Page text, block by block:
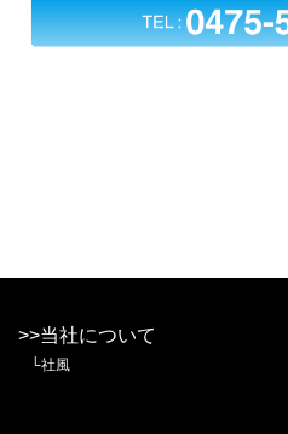
>>当社について
└社風